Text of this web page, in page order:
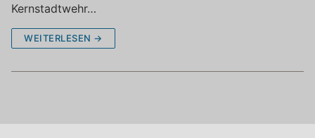
Kernstadtwehr…
WEITERLESEN →